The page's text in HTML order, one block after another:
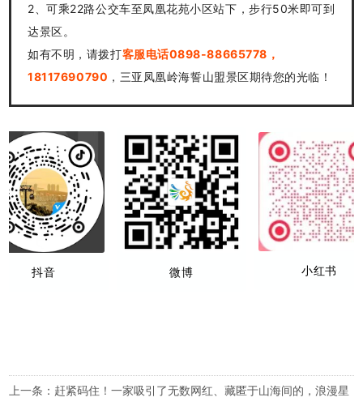
2、可乘22路公交车至凤凰花苑小区站下，步行50米即可到
达景区。
如有不明，请拨打客服电话0898-88665778，
18117690790 ，三亚凤凰岭海誓山盟景区期待您的光临！
抖音 微博 小红书
上一条： 赶紧码住！一家吸引了无数网红、藏匿于山海间的，浪漫星